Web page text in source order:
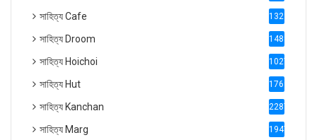
সাহিত্য Cafe 1321
সাহিত্য Droom 1488
সাহিত্য Hoichoi 1027
সাহিত্য Hut 1769
সাহিত্য Kanchan 2287
সাহিত্য Marg 1947